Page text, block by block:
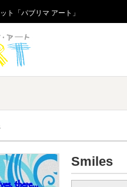
ト「パブリマ アート」
Smiles